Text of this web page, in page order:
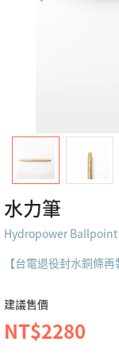
水力筆
Hydropower Ballpoint
【台電退役封水銅條
建議售價
NT$2280